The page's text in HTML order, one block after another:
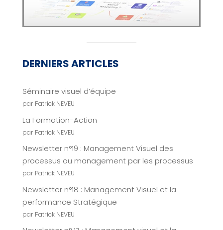
DERNIERS ARTICLES
Séminaire visuel d’équipe
par Patrick NEVEU
La Formation-Action
par Patrick NEVEU
Newsletter n°19 : Management Visuel des
processus ou management par les processus
par Patrick NEVEU
Newsletter n°18 : Management Visuel et la
performance Stratégique
par Patrick NEVEU